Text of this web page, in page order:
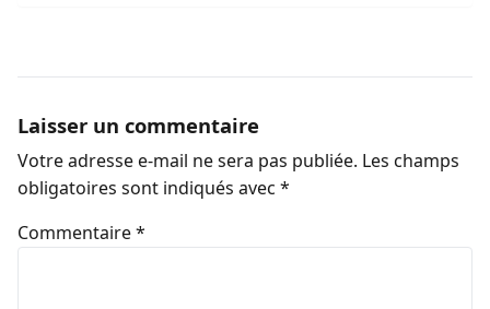
Laisser un commentaire
Votre adresse e-mail ne sera pas publiée. Les champs
obligatoires sont indiqués avec *
Commentaire*